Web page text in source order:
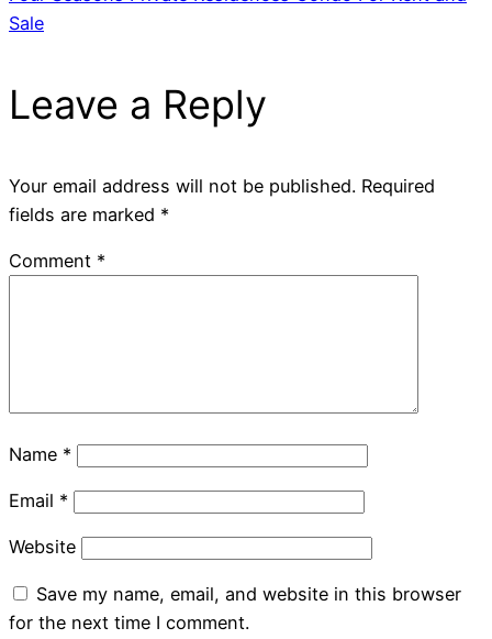
Sale
Leave a Reply
Your email address will not be published. Required
fields are marked *
Comment *
Name *
Email *
Website
Save my name, email, and website in this browser
for the next time I comment.